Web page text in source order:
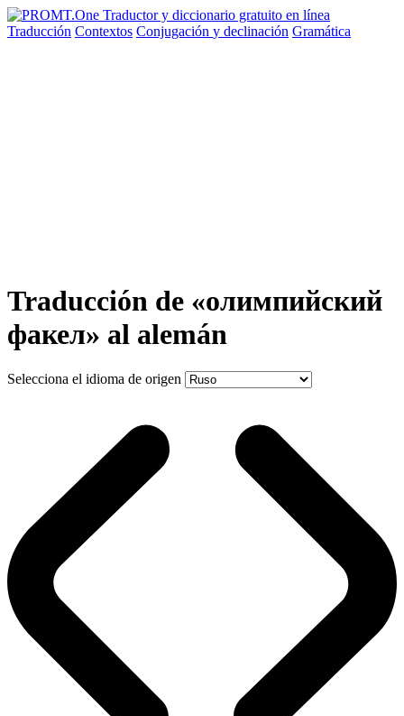
Traducción Contextos Conjugación y declinación Gramática
Traducción de «олимпийский
факел» al alemán
Selecciona el idioma de origen